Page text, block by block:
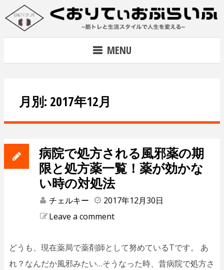
Skip
MENU
月別: 2017年12月
病院で処方される風邪薬の期
限と処方薬一覧！薬が効かな
い時の対処法
チェルキー
2017年12月30日
Leave a comment
どうも、現在薬局で薬剤師として努めているTです。 あ
れ？なんだか風邪みたい…そうなった時、昔病院で処方さ